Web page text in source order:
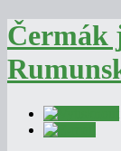
Čermák